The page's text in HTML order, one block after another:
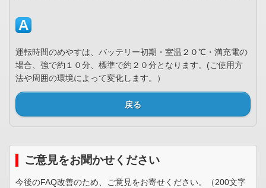
運転時間のめやすは、バッテリー初期・室温２０℃・満充電の
場合、強で約１０分、標準で約２０分となります。(ご使用方
法や周囲の環境によって変化します。）
戻る
ご意見をお聞かせください
今後のFAQ改善のため、ご意見をお寄せください。（200文字